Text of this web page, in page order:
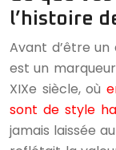
l’histoire
Avant d’être
est un
XIXe siècle, où
sont de style
jamais laissée